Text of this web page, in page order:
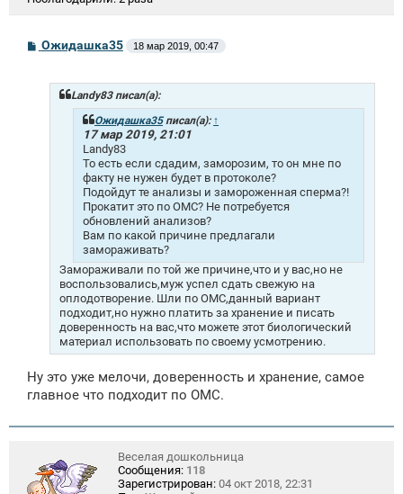
СОжидашка35 18 мар 2019, 00:47
Landy83 писал(а):
Ожидашка35писал(а): ↑
17 мар 2019, 21:01
Landy83
То есть если сдадим, заморозим, то он мне по
факту не нужен будет в протоколе?
Подойдут те анализы и замороженная сперма?!
Прокатит это по ОМС? Не потребуется
обновлений анализов?
Вам по какой причине предлагали
замораживать?
Замораживали по той же причине,что и у вас,но не
воспользовались,муж успел сдать свежую на
оплодотворение. Шли по ОМС,данный вариант
подходит,но нужно платить за хранение и писать
доверенность на вас,что можете этот биологический
материал использовать по своему усмотрению.
Ну это уже мелочи, доверенность и хранение, самое
главное что подходит по ОМС.
Веселая дошкольница
Сообщения: 118
Зарегистрирован: 04 окт 2018, 22:31